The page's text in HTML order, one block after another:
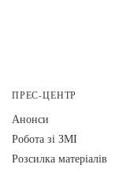
ПРЕС-ЦЕНТР
Анонси
Робота зі ЗМІ
Розсилка матеріалів